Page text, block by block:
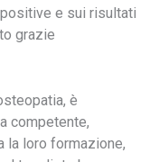
e sui risultati
grazie
è
competente,
la loro formazione,